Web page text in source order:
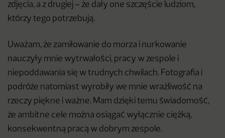
zdjęcia, a z drugiej – że dały one szczęście ludziom,
którzy tego potrzebują.
Uważam, że zamiłowanie do morza i nurkowanie
nauczyły mnie wytrwałości, pracy w zespole i
niepoddawania się w trudnych chwilach. Fotografia i
podróże natomiast wyrobiły we mnie wrażliwość na
rzeczy piękne i ważne. Mam dzięki temu świadomość,
że ambitne cele można osiągać wyłącznie ciężką,
konsekwentną pracą w dobrym zespole.